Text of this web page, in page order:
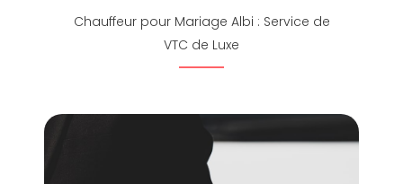
Chauffeur pour Mariage Albi : Service de
VTC de Luxe